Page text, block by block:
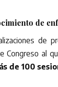
de
de
Congreso al
de 100